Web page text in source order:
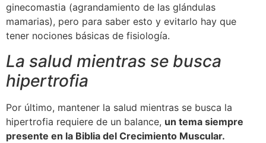
ginecomastia (agrandamiento de las glándulas
mamarias), pero para saber esto y evitarlo hay que
tener nociones básicas de fisiología.
La salud mientras se busca
hipertrofia
Por último, mantener la salud mientras se busca la
hipertrofia requiere de un balance, un tema siempre
presente en la Biblia del Crecimiento Muscular.